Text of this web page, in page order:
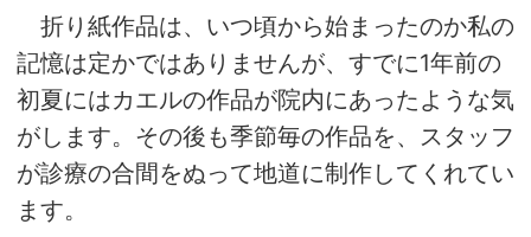
折り紙作品は、いつ頃から始まったのか私の
記憶は定かではありませんが、すでに1年前の
初夏にはカエルの作品が院内にあったような気
がします。その後も季節毎の作品を、スタッフ
が診療の合間をぬって地道に制作してくれてい
ます。